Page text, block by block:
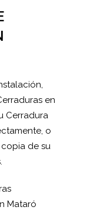
en
Cerradura
o
de su
Mataró